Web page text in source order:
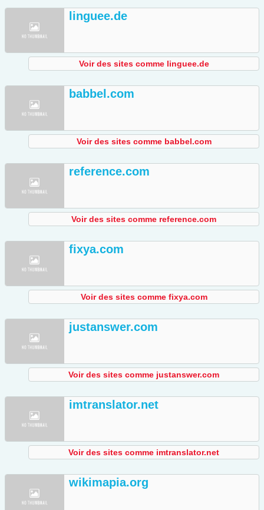
linguee.de
Voir des sites comme linguee.de
babbel.com
Voir des sites comme babbel.com
reference.com
Voir des sites comme reference.com
fixya.com
Voir des sites comme fixya.com
justanswer.com
Voir des sites comme justanswer.com
imtranslator.net
Voir des sites comme imtranslator.net
wikimapia.org